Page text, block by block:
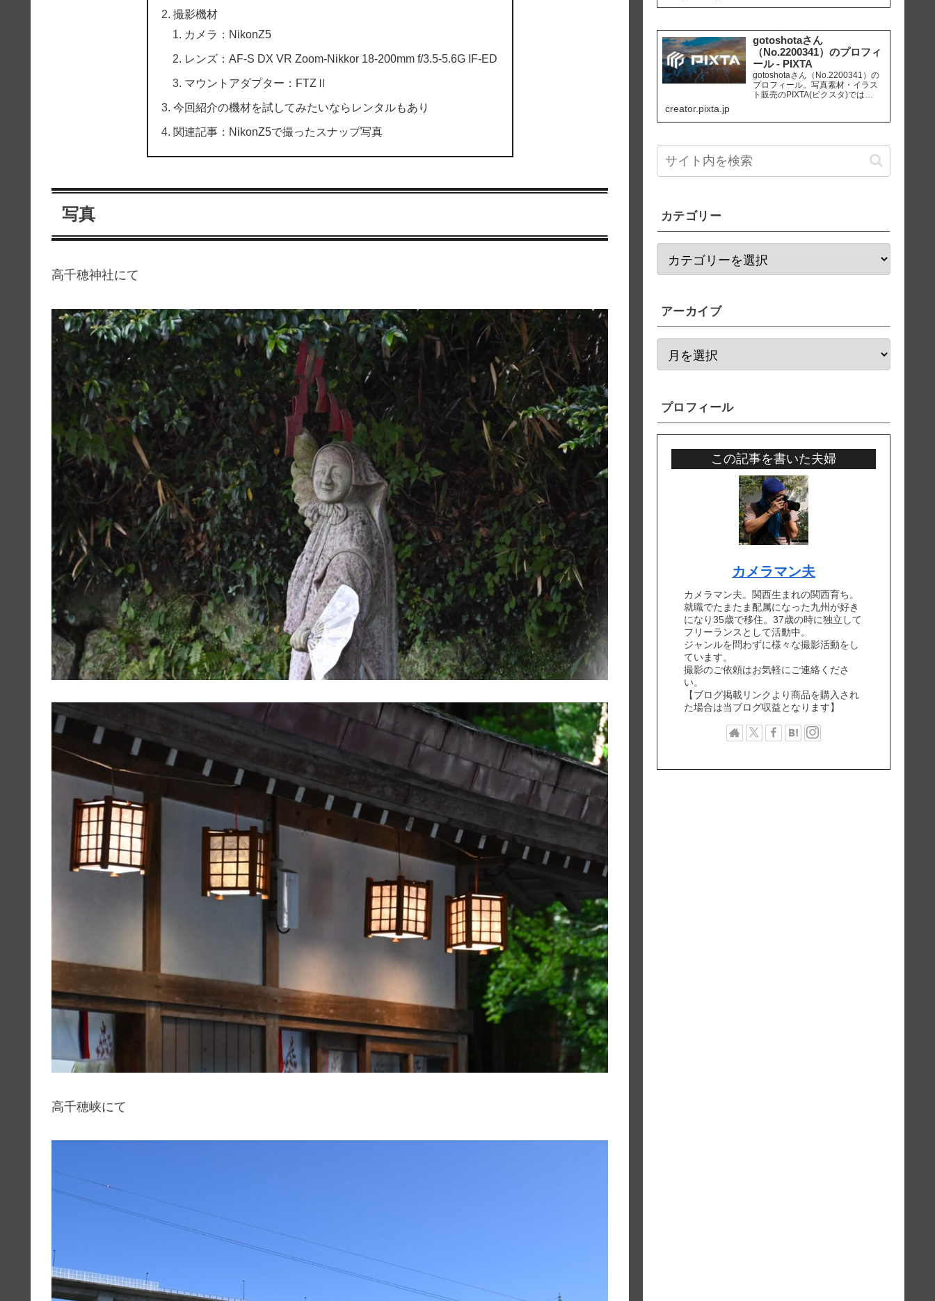
撮影機材
カメラ：NikonZ5
レンズ：AF-S DX VR Zoom-Nikkor 18-200mm f/3.5-5.6G IF-ED
マウントアダプター：FTZⅡ
今回紹介の機材を試してみたいならレンタルもあり
関連記事：NikonZ5で撮ったスナップ写真
写真
高千穂神社にて
高千穂峡にて
購入可能です。個人、商用を問わ
イヤリティフリー画像を、広報、
販促、社内資料作り、サイト運営
等にご活用ください。
gotoshotaさん
（No.2200341）のプロフィ
ール - PIXTA
gotoshotaさん（No.2200341）の
プロフィール。写真素材・イラス
ト販売のPIXTA(ピクスタ)では
550円から購入可能です。毎週更新
creator.pixta.jp
カテゴリー
アーカイブ
プロフィール
この記事を書いた夫婦
カメラマン夫
カメラマン夫。関西生まれの関西育ち。
就職でたまたま配属になった九州が好き
になり35歳で移住。37歳の時に独立して
フリーランスとして活動中。
ジャンルを問わずに様々な撮影活動をし
ています。
撮影のご依頼はお気軽にご連絡くださ
い。
【ブログ掲載リンクより商品を購入され
た場合は当ブログ収益となります】